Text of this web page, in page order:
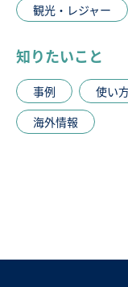
観光・レジャー
知りたいこと
事例 使い
海外情報